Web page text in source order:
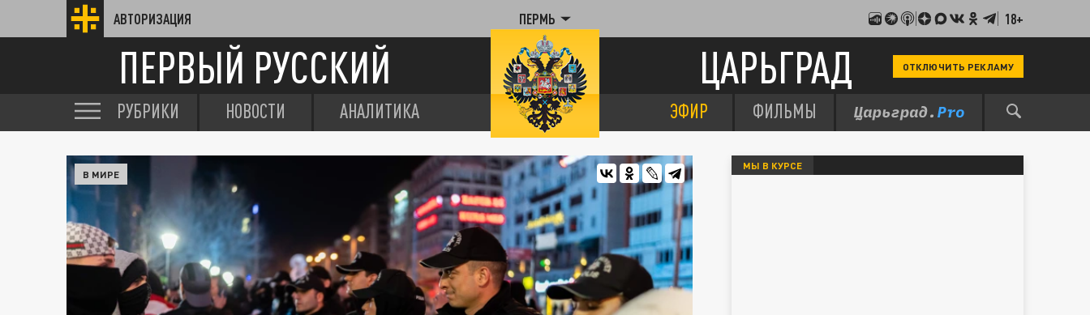
АВТОРИЗАЦИЯ ПЕРМЬ 18+
ПЕРВЫЙ РУССКИЙ ЦАРЬГРАД ОТКЛЮЧИТЬ РЕКЛАМУ
РУБРИКИ НОВОСТИ АНАЛИТИКА ЭФИР ФИЛЬМЫ
В МИРЕ
МЫ В КУРСЕ